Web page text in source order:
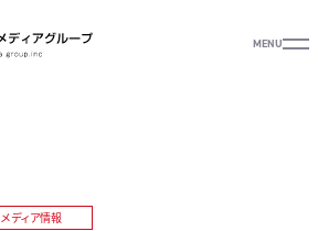
MENU
メディア情報